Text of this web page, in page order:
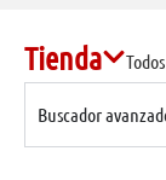
Tienda
Buscador